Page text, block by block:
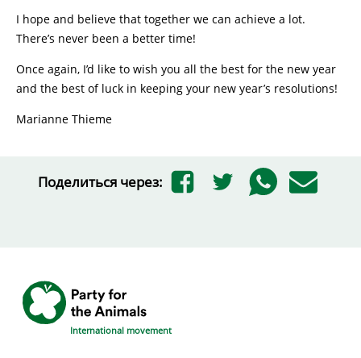
I hope and believe that together we can achieve a lot.
There’s never been a better time!
Once again, I’d like to wish you all the best for the new year
and the best of luck in keeping your new year’s resolutions!
Marianne Thieme
Поделиться через:
International movement